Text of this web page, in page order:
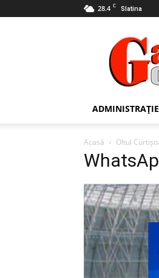
28.4 C Slatina
ADMINISTRAȚIE
Acasă Oltul